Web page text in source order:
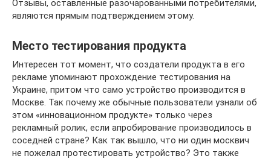
Отзывы, оставленные разочарованными потребителями,
являются прямым подтверждением этому.
Место тестирования продукта
Интересен тот момент, что создатели продукта в его
рекламе упоминают прохождение тестирования на
Украине, притом что само устройство производится в
Москве. Так почему же обычные пользователи узнали об
этом «инновационном продукте» только через
рекламный ролик, если апробирование производилось в
соседней стране? Как так вышло, что ни один москвич
не пожелал протестировать устройство? Это также